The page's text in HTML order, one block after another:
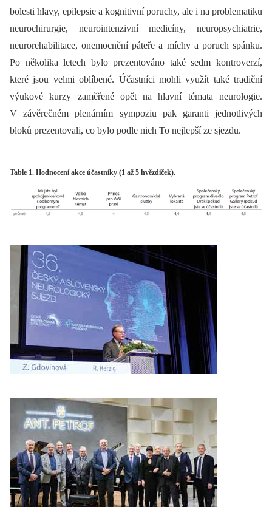
bolesti hlavy, epilepsie a kognitivní poruchy, ale i na problematiku
neurochirurgie, neurointenzivní medicíny, neuropsychiatrie,
neurorehabilitace, onemocnění páteře a míchy a poruch spánku.
Po několika letech bylo prezentováno také sedm kontroverzí,
které jsou velmi oblíbené. Účastníci mohli využít také tradiční
výukové kurzy zaměřené opět na hlavní témata neurologie.
V závěrečném plenárním sympoziu pak garanti jednotlivých
bloků prezentovali, co bylo podle nich To nejlepší ze sjezdu.
Table 1. Hodnocení akce účastníky (1 až 5 hvězdiček).